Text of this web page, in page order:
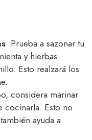
: Prueba a sazonar tu
y hierbas
Esto realzará los
considera marinar
cocinarla. Esto no
ayuda a